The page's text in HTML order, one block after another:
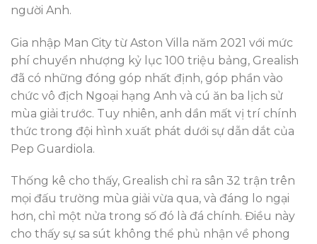
người Anh.
Gia nhập Man City từ Aston Villa năm 2021 với mức
phí chuyển nhượng kỷ lục 100 triệu bảng, Grealish
đã có những đóng góp nhất định, góp phần vào
chức vô địch Ngoại hạng Anh và cú ăn ba lịch sử
mùa giải trước. Tuy nhiên, anh dần mất vị trí chính
thức trong đội hình xuất phát dưới sự dẫn dắt của
Pep Guardiola.
Thống kê cho thấy, Grealish chỉ ra sân 32 trận trên
mọi đấu trường mùa giải vừa qua, và đáng lo ngại
hơn, chỉ một nửa trong số đó là đá chính. Điều này
cho thấy sự sa sút không thể phủ nhận về phong